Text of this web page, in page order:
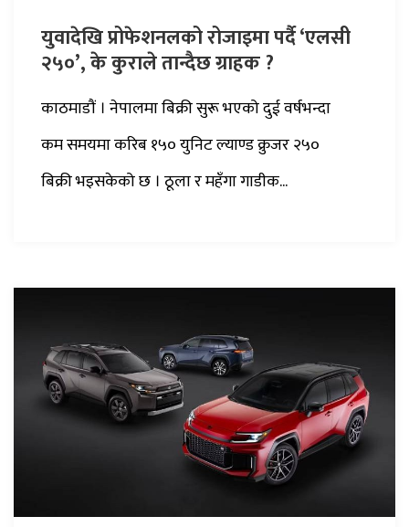
युवादेखि प्रोफेशनलको रोजाइमा पर्दै ‘एलसी
२५०’, के कुराले तान्दैछ ग्राहक ?
काठमाडौं । नेपालमा बिक्री सुरू भएको दुई वर्षभन्दा
कम समयमा करिब १५० युनिट ल्याण्ड क्रुजर २५०
बिक्री भइसकेको छ । ठूला र महँगा गाडीक...